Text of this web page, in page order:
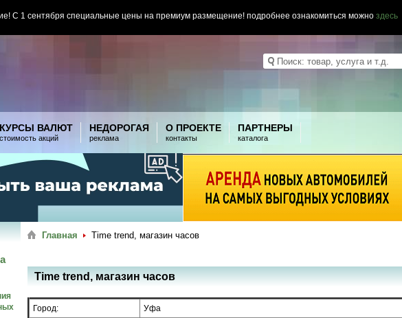
С 1 сентября специальные цены на премиум размещение! подробнее ознакомиться можно здесь
КУРСЫ ВАЛЮТ
стоимость акций
НЕДОРОГАЯ
реклама
О ПРОЕКТЕ
контакты
ПАРТНЕРЫ
каталога
Главная Timе trend, магазин часов
Timе trend, магазин часов
Город:
Уфа